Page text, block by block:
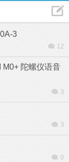
3
12
陀螺仪语音
3
3
0